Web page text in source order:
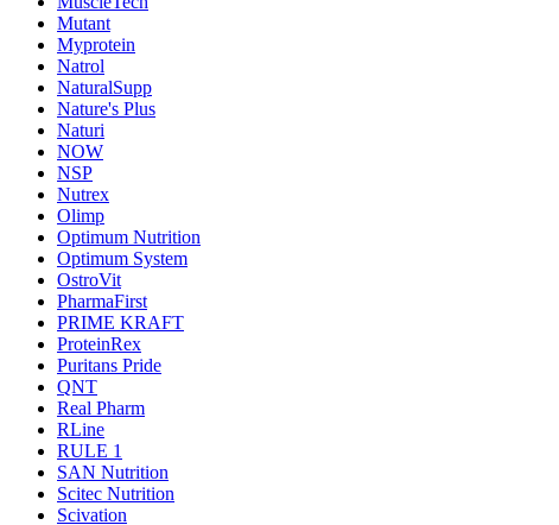
Mutant
Myprotein
Natrol
NaturalSupp
Nature's Plus
Naturi
NOW
NSP
Nutrex
Olimp
Optimum Nutrition
Optimum System
OstroVit
PharmaFirst
PRIME KRAFT
ProteinRex
Puritans Pride
QNT
Real Pharm
RLine
RULE 1
SAN Nutrition
Scitec Nutrition
Scivation